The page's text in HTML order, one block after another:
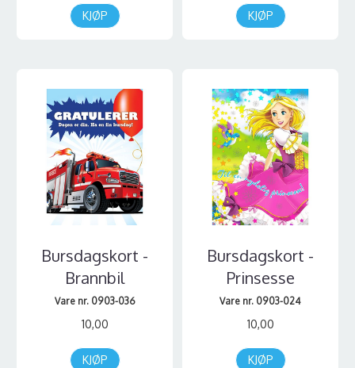
KJØP KJØP
Bursdagskort -
Brannbil
Vare nr. 0903-036
10,00
KJØP
Bursdagskort -
Prinsesse
Vare nr. 0903-024
10,00
KJØP